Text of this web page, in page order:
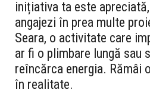
inițiativa ta este
angajezi în prea multe
Seara, o activitate care
ar fi o plimbare lungă sau
reîncărca energia. Rămâi
în realitate.